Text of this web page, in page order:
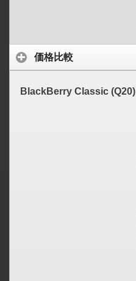
価格比較
BlackBerry Classic (Q20)